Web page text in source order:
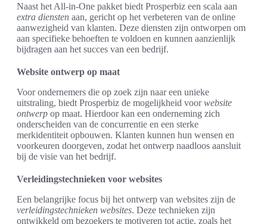
Naast het All-in-One pakket biedt Prosperbiz een scala aan
extra diensten aan, gericht op het verbeteren van de online
aanwezigheid van klanten. Deze diensten zijn ontworpen om
aan specifieke behoeften te voldoen en kunnen aanzienlijk
bijdragen aan het succes van een bedrijf.
Website ontwerp op maat
Voor ondernemers die op zoek zijn naar een unieke
uitstraling, biedt Prosperbiz de mogelijkheid voorwebsite
ontwerp op maat. Hierdoor kan een onderneming zich
onderscheiden van de concurrentie en een sterke
merkidentiteit opbouwen. Klanten kunnen hun wensen en
voorkeuren doorgeven, zodat het ontwerp naadloos aansluit
bij de visie van het bedrijf.
Verleidingstechnieken voor websites
Een belangrijke focus bij het ontwerp van websites zijn de
verleidingstechnieken websites. Deze technieken zijn
ontwikkeld om bezoekers te motiveren tot actie, zoals het